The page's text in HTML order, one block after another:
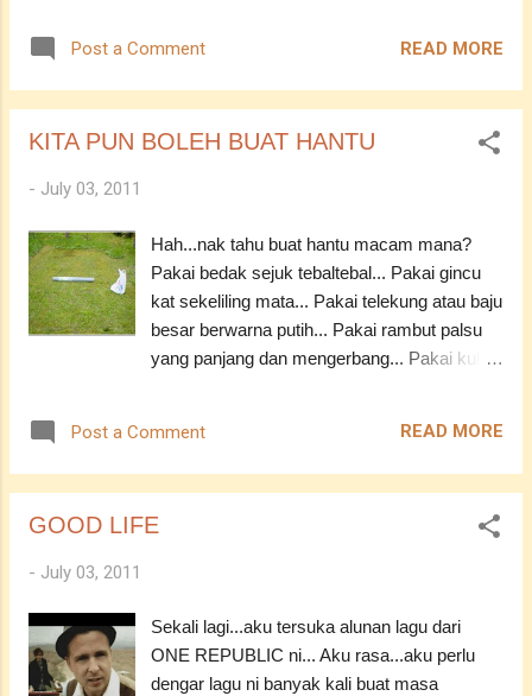
kereta...heeee...bawa malam pula tu
kan...memang gempak habislah...aku
pun...jauhjauh ni...belum masuk berlari
keretanya...silap haribulan...boleh
eksiden...ish..minta dijauhkan...tapi bila lagi
nak beranikan diri, kan?hehehehe... Di sini,
ingin aku lampirkan beberapa keping
Heeee...semuany poyo tapi merekalah cinta
ASSALAMUALAIKUM ----------------------------
----- YF : Apakah yang sedang berlaku??? ...
Post a Comment READ MORE
KITA PUN BOLEH BUAT HANTU
- July 03, 2011
Hah...nak tahu buat hantu macam mana?
Pakai bedak sejuk tebaltebal... Pakai gincu
kat sekeliling mata... Pakai telekung atau baju
besar berwarna putih... Pakai rambut palsu
yang panjang dan mengerbang... Pakai kuku
TAPI!!!itu hantu orang Melayu, kan?? Ni
hantu dari over the sea tau...kikikiki!! XD Jom
-------------- *Catatan : Sumber dari emel ------
-------------------------------------------------- YF : I
Post a Comment READ MORE
GOOD LIFE
- July 03, 2011
Sekali lagi...aku tersuka alunan lagu dari
ONE REPUBLIC ni... Aku rasa...aku perlu
dengar lagu ni banyak kali buat masa